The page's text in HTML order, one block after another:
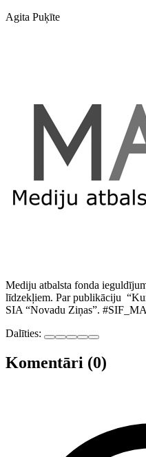
Agita Puķīte
Mediju atbalsta fonda
līdzekļiem. Par publikāciju
SIA “Novadu Ziņas”.
Dalīties:
Komentāri (0)